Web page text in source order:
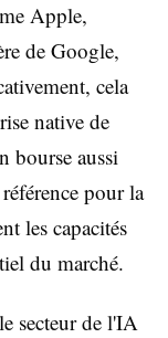
Apple,
de Google,
cela
native de
bourse aussi
pour la
les capacités
du marché.
secteur de l'IA